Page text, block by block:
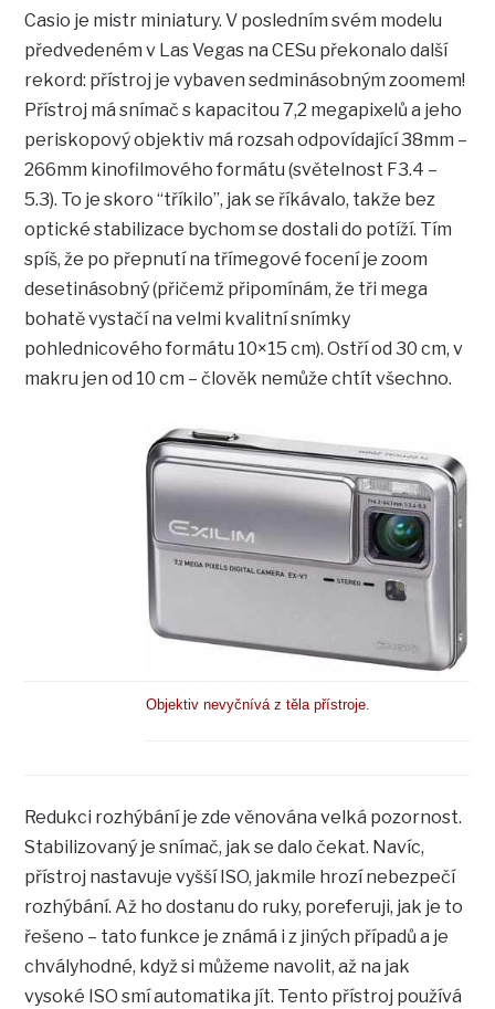
Casio je mistr miniatury. V posledním svém modelu
předvedeném v Las Vegas na CESu překonalo další
rekord: přístroj je vybaven sedminásobným zoomem!
Přístroj má snímač s kapacitou 7,2 megapixelů a jeho
periskopový objektiv má rozsah odpovídající 38mm –
266mm kinofilmového formátu (světelnost F3.4 –
5.3). To je skoro “tříkilo”, jak se říkávalo, takže bez
optické stabilizace bychom se dostali do potíží. Tím
spíš, že po přepnutí na třímegové focení je zoom
desetinásobný (přičemž připomínám, že tři mega
bohatě vystačí na velmi kvalitní snímky
pohlednicového formátu 10×15 cm). Ostří od 30 cm, v
makru jen od 10 cm – člověk nemůže chtít všechno.
Objektiv nevyčnívá z těla přístroje.
Redukci rozhýbání je zde věnována velká pozornost.
Stabilizovaný je snímač, jak se dalo čekat. Navíc,
přístroj nastavuje vyšší ISO, jakmile hrozí nebezpečí
rozhýbání. Až ho dostanu do ruky, poreferuji, jak je to
řešeno – tato funkce je známá i z jiných případů a je
chvályhodné, když si můžeme navolit, až na jak
vysoké ISO smí automatika jít. Tento přístroj používá